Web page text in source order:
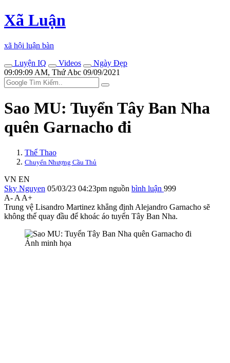
Xã Luận
xã hội luận bàn
Luyện IQ
Videos
Ngày Đẹp
09:09:09 AM, Thứ Abc 09/09/2021
Sao MU: Tuyển Tây Ban Nha
quên Garnacho đi
Thể Thao
Chuyển Nhượng Cầu Thủ
VN EN
Sky Nguyen 05/03/23 04:23pm nguồn bình luận 999
A- A A+
Trung vệ Lisandro Martinez khẳng định Alejandro Garnacho sẽ
không thể quay đầu để khoác áo tuyển Tây Ban Nha.
Ảnh minh họa